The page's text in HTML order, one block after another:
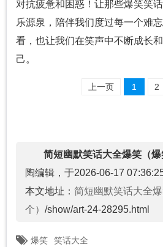
对抗疲惫和困惑！让那些爆笑笑
乐源泉，陪伴我们度过每一个难
看，也让我们在笑声中不断成长
己。
上一页 1 2
简短幽默笑话大全爆笑（爆
陶编辑，于2026-06-17
本文地址： 简短幽默笑话大全
个） /show/art-24-28295.html
爆笑 笑话大全